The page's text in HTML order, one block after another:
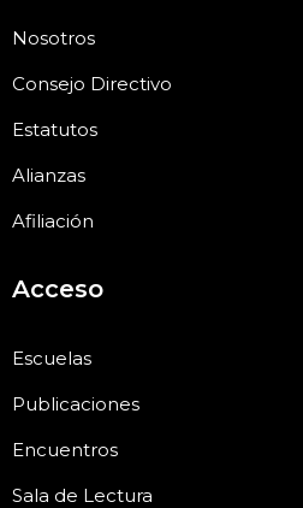
Nosotros
Consejo Directivo
Estatutos
Alianzas
Afiliación
Acceso
Escuelas
Publicaciones
Encuentros
Sala de Lectura